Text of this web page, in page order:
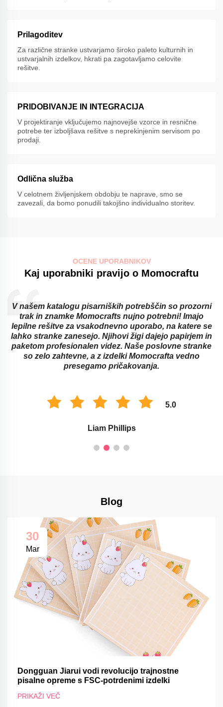
Prilagoditev
Za različne stranke ustvarjamo široko paleto kulturnih in
ustvarjalnih izdelkov, hkrati pa zagotavljamo celovite
rešitve.
PRIDOBIVANJE IN INTEGRACIJA
V projektiranje vključujemo najnovejše vzorce in resnične
potrebe ter izboljšava rešitve s neprekinjenim servisom po
prodaji.
Odlična služba
V celotnem življenjskem obdobju te naprave, smo se
zavezali, da bomo ponudili takojšno individualno storitev.
OCENE UPORABNIKOV
Kaj uporabniki pravijo o Momocraftu
V našem katalogu pisarniških potrebščin so prozorni
trak in znamke Momocrafts nujno potrebni! Imajo
lepilne rešitve za vsakodnevno uporabo, na katere se
lahko stranke zanesejo. Njihovi žigi dajejo papirjem in
paketom profesionalen videz. Naše poslovne stranke
so zelo zahtevne, a z izdelki Momocrafta vedno
presegamo pričakovanja.
5.0
Liam Phillips
Blog
30
Mar
Dongguan Jiarui vodi revolucijo trajnostne
pisalne opreme s FSC-potrdenimi izdelki
PRIKAŽI VEČ